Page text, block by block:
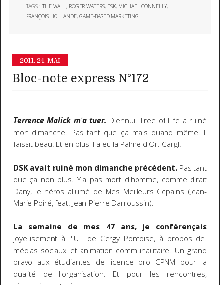
TAGS :THE WALL, ROGER WATERS, DSK, MICHAEL CONNELLY,
FRANÇOIS HOLLANDE,GAME-BASED MARKETING
2011. 24. MAI
Bloc-note express N°172
Terrence Malick m'a tuer. D'ennui. Tree of Life a ruiné
mon dimanche. Pas tant que ça mais quand même. Il
faisait beau. Et en plus il a eu la Palme d'Or. Gargl!
DSK avait ruiné mon dimanche précédent. Pas tant
que ça non plus. Y'a pas mort d'homme, comme dirait
Dany, le héros allumé de Mes Meilleurs Copains (Jean-
Marie Poiré, feat. Jean-Pierre Darroussin).
La semaine de mes 47 ans, je conférençais
joyeusement à l'IUT de Cergy Pontoise, à propos de
médias sociaux et animation communautaire. Un grand
bravo aux étudiantes de licence pro CPNM pour la
qualité de l'organisation. Et pour les rencontres,